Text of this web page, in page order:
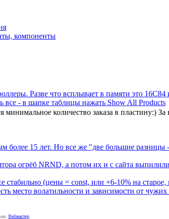
компоненты
Разве что всплывает в памяти это
все - в шапке таблицы нажать Show All Products
минимальное количество заказа в пластину:)
более 15 лет. Но все же "две большие разницы
огрёб NRND, а потом их и с сайта
стабильно (цены = const, или +6-10% на
место волатильности и зависимости от чужих
Вебмастер